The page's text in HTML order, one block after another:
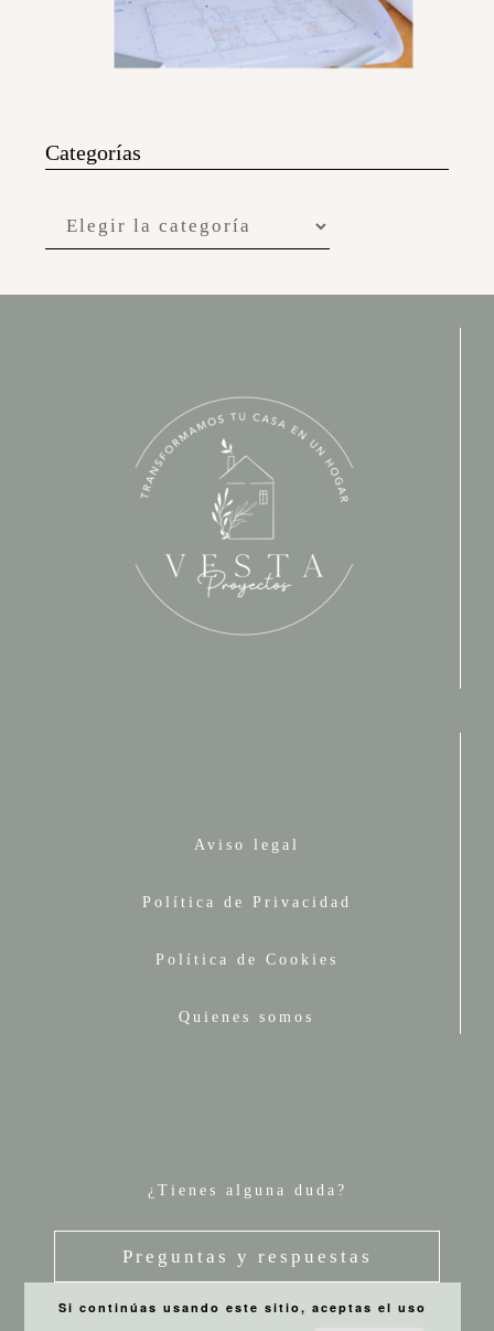
Categorías
Aviso legal
Política de Privacidad
Política de Cookies
Quienes somos
¿Tienes alguna duda?
Preguntas y respuestas
Si continúas usando este sitio, aceptas el uso